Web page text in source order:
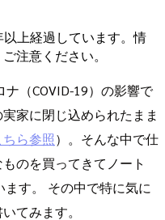
上経過しています。情
注意ください。
（COVID-19）の影響で
家に閉じ込められたまま
ちら参照）。そんな中で仕
のを買ってきてノート
す。 その中で特に気に
てみます。